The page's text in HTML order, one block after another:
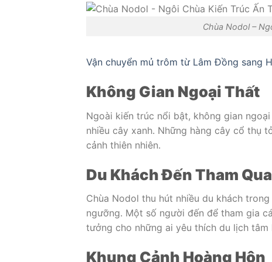
Chùa Nodol –
Vận chuyển mủ trôm từ Lâm Đồng sang
Không Gian Ngoại Thất
Ngoài kiến trúc nổi bật, không gian
nhiều cây xanh. Những hàng cây cổ thụ
cảnh thiên nhiên.
Du Khách Đến Tham
Chùa Nodol thu hút nhiều du khách
ngưỡng. Một số người đến để tham gia
tưởng cho những ai yêu thích du lịch tâm
Khung Cảnh Hoàng Hôn